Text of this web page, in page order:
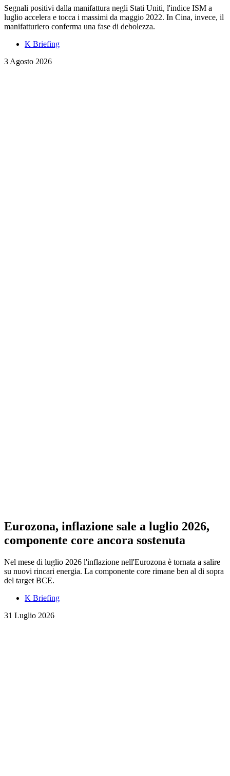
Segnali positivi dalla manifattura negli Stati Uniti, l'indice ISM a
luglio accelera e tocca i massimi da maggio 2022. In Cina, invece, il
manifatturiero conferma una fase di debolezza.
K Briefing
3 Agosto 2026
Eurozona, inflazione sale a luglio 2026,
componente core ancora sostenuta
Nel mese di luglio 2026 l'inflazione nell'Eurozona è tornata a salire
su nuovi rincari energia. La componente core rimane ben al di sopra
del target BCE.
K Briefing
31 Luglio 2026